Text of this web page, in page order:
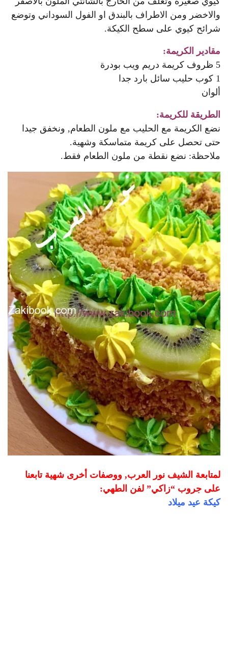
والاخضر ومن الاطراف بالبندق او الفول السوداني وتوضع
شرائح كيوي على سطح الكيكة.
مقادير الكريمة:
5 ظروف كريمة دريم ويب بودرة
1 كوب حليب سائل بارد جدا
ألوان
الطريقة للكريمة:
نضع الكريمة مع الحليب مع ملون الطعام, ونخفق جيدا
حتى تحصل على كريمة متماسكة وشهية.
ملاحظة: نضع نقطة من ملون الطعام فقط.
لمتابعة الشيف نور العرب, ووصفات أخرى شهية تابعنا
على جروب “زاكي” لفن الطهي:
كيكة عيد ميلاد